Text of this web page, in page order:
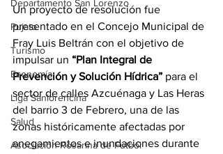
Departamento San Lorenzo
Pujato
Turismo
Economía
Liga Sanlorencina
Salud
Asociación Rosarina de Fútbol
Un proyecto de resolución fue
presentado en el Concejo Municipal de
Fray Luis Beltrán con el objetivo de
impulsar un “Plan Integral de
Prevención y Solución Hídrica” para el
sector de calles Azcuénaga y Las Heras
del barrio 3 de Febrero, una de las
zonas históricamente afectadas por
anegamientos e inundaciones durante